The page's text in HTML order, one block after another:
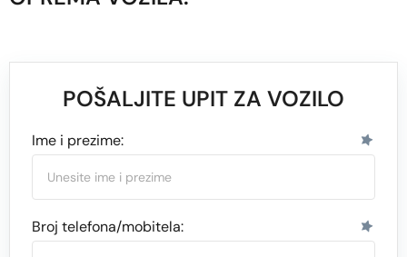
POŠALJITE UPIT ZA VOZILO
Ime i prezime:
Broj telefona/mobitela: